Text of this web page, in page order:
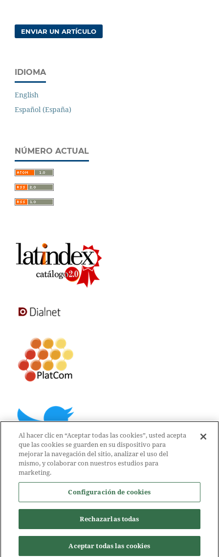
ENVIAR UN ARTÍCULO
IDIOMA
English
Español (España)
NÚMERO ACTUAL
Al hacer clic en “Aceptar todas las cookies”, usted acepta
que las cookies se guarden en su dispositivo para
mejorar la navegación del sitio, analizar el uso del
mismo, y colaborar con nuestros estudios para
marketing.
Configuración de cookies
Rechazarlas todas
Aceptar todas las cookies